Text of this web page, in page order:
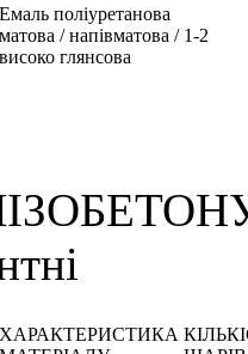
Емаль поліуретанова
матова / напівматова /
високо глянсова
1-2
ХАРАКТЕРИСТИКА